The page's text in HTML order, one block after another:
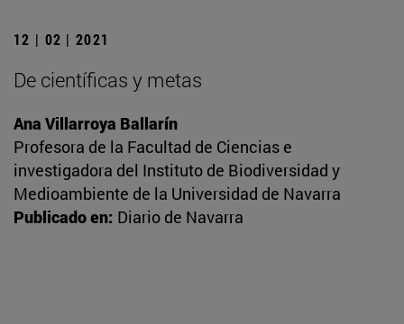
12 | 02 | 2021
De científicas y metas
Ana Villarroya Ballarín
Profesora de la Facultad de Ciencias e
investigadora del Instituto de Biodiversidad y
Medioambiente de la Universidad de Navarra
Publicado en: Diario de Navarra